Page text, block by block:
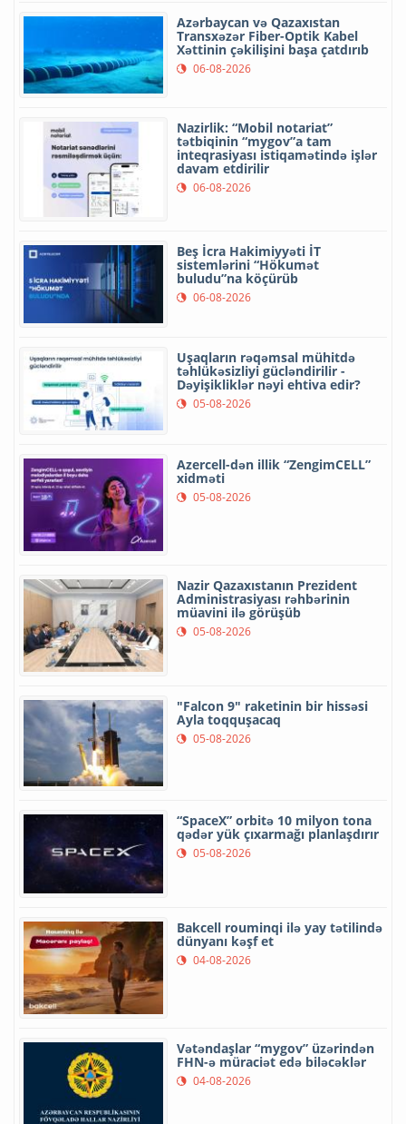
Azərbaycan və Qazaxıstan
Transxəzər Fiber-Optik Kabel
Xəttinin çəkilişini başa çatdırıb
06-08-2026
Nazirlik: “Mobil notariat”
tətbiqinin “mygov”a tam
inteqrasiyası istiqamətində işlər
davam etdirilir
06-08-2026
Beş İcra Hakimiyyəti İT
sistemlərini “Hökumət
buludu”na köçürüb
06-08-2026
Uşaqların rəqəmsal mühitdə
təhlükəsizliyi gücləndirilir -
Dəyişikliklər nəyi ehtiva edir?
05-08-2026
Azercell-dən illik “ZengimCELL”
xidməti
05-08-2026
Nazir Qazaxıstanın Prezident
Administrasiyası rəhbərinin
müavini ilə görüşüb
05-08-2026
"Falcon 9" raketinin bir hissəsi
Ayla toqquşacaq
05-08-2026
“SpaceX” orbitə 10 milyon tona
qədər yük çıxarmağı planlaşdırır
05-08-2026
Bakcell rouminqi ilə yay tətilində
dünyanı kəşf et
04-08-2026
Vətəndaşlar “mygov” üzərindən
FHN-ə müraciət edə biləcəklər
04-08-2026